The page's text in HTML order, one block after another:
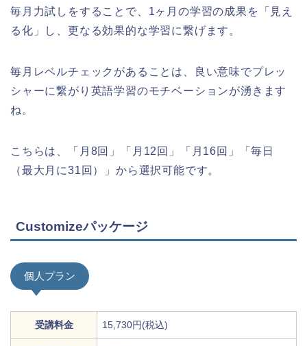
毎月力試しをすることで、1ヶ月の学習の成果を「見え
る化」し、更なる効果的な学習に繋げます。
毎月レベルチェックがあることは、良い意味でプレッ
シャーに繋がり英語学習のモチベーションが湧きます
ね。
こちらは、「月8回」「月12回」「月16回」「毎日
（最大月に31回）」から選択可能です。
Customizeパッケージ
個人プラン
受講料金 15,730円(税込)